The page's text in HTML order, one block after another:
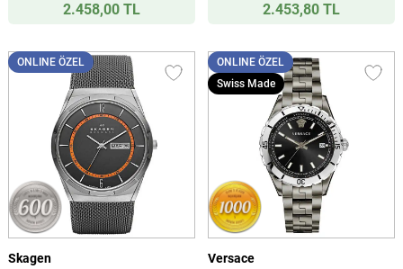
2.458,00 TL 2.453,80 TL
ONLINE ÖZEL
Skagen
ONLINE ÖZEL
Swiss Made
Versace